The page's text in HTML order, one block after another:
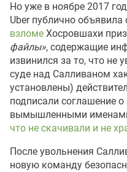
Но уже в ноябре 2017
Uber публично объявила
взломе Хосровшахи
файлы», содержащие
извинился за то, что не
суде над Салливаном
установлены)
подписали соглашение
вымышленными
что не скачивали и не
После увольнения
новую команду